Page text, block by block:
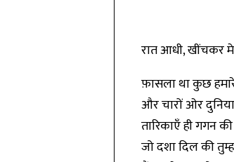
रात आधी, खींचकर
फ़ासला था कुछ
और चारों ओर दुनिया
तारिकाएँ ही गगन
जो दशा दिल की